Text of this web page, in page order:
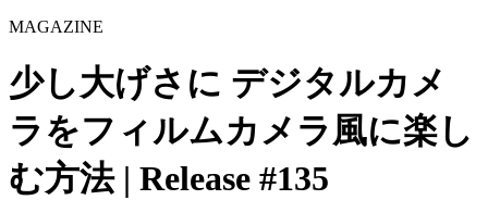
MAGAZINE
少し大げさに デジタルカメ
ラをフィルムカメラ風に楽し
む方法 | Release #135